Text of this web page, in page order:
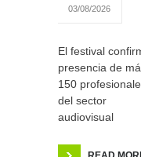
03/08/2026
El festival
presencia de
150
del sector
audiovisual